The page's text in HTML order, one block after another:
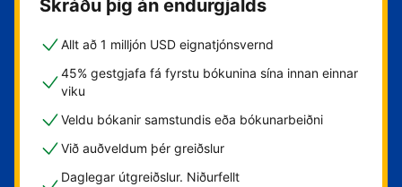
Skráðu þig án endurgjalds
Allt að 1 milljón USD eignatjónsvernd
45% gestgjafa fá fyrstu bókunina sína innan einnar
viku
Veldu bókanir samstundis eða bókunarbeiðni
Við auðveldum þér greiðslur
Daglegar útgreiðslur. Niðurfellt